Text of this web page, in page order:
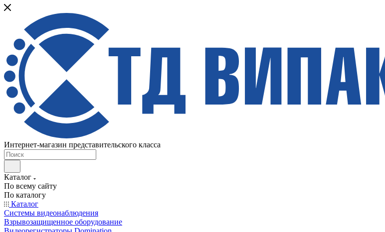
Интернет-магазин представительского класса
Каталог
По всему сайту
По каталогу
Каталог
Системы видеонаблюдения
Взрывозащищенное оборудование